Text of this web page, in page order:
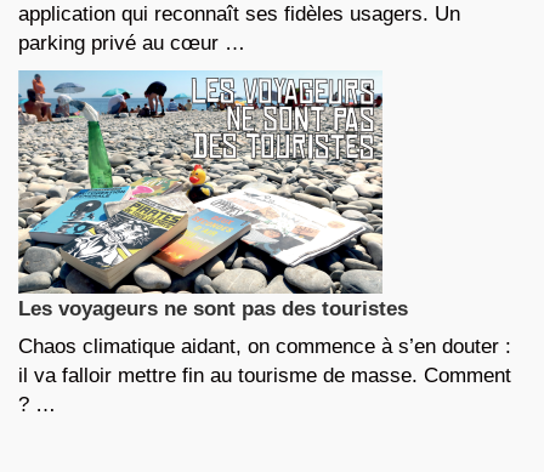
application qui reconnaît ses fidèles usagers. Un
parking privé au cœur …
Les voyageurs ne sont pas des touristes
Chaos climatique aidant, on commence à s’en douter :
il va falloir mettre fin au tourisme de masse. Comment
? …